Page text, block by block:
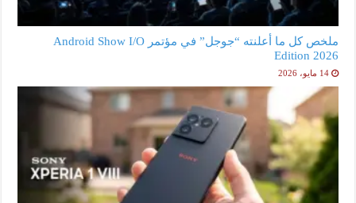
ملخص كل ما أعلنته “جوجل” في مؤتمر Android Show I/O
Edition 2026
14 مايو، 2026